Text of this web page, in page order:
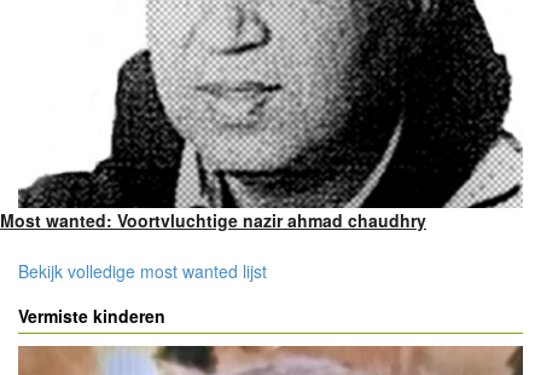
Most wanted: Voortvluchtige nazir ahmad chaudhry
Bekijk volledige most wanted lijst
Vermiste kinderen